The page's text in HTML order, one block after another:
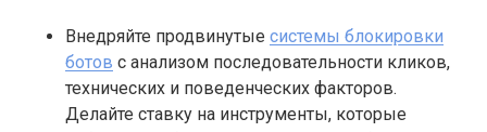
Внедряйте продвинутые системы блокировки
ботов с анализом последовательности кликов,
технических и поведенческих факторов.
Делайте ставку на инструменты, которые